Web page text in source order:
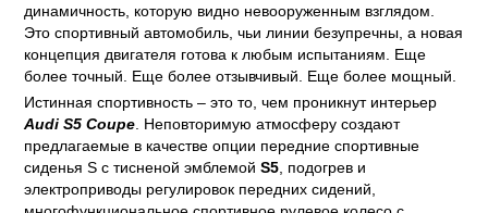
динамичность, которую видно невооруженным взглядом.
Это спортивный автомобиль, чьи линии безупречны, а новая
концепция двигателя готова к любым испытаниям. Еще
более точный. Еще более отзывчивый. Еще более мощный.
Истинная спортивность – это то, чем проникнут интерьер
AudiS5Coupe . Неповторимую атмосферу создают
предлагаемые в качестве опции передние спортивные
сиденья S с тисненой эмблемойS5 , подогрев и
электроприводы регулировок передних сидений,